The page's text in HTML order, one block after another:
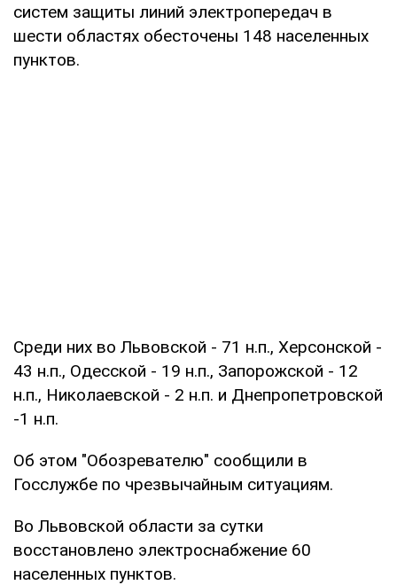
систем защиты линий электропередач в
шести областях обесточены 148 населенных
пунктов.
Среди них во Львовской - 71 н.п., Херсонской -
43 н.п., Одесской - 19 н.п., Запорожской - 12
н.п., Николаевской - 2 н.п. и Днепропетровской
-1 н.п.
Об этом "Обозревателю" сообщили в
Госслужбе по чрезвычайным ситуациям.
Во Львовской области за сутки
восстановлено электроснабжение 60
населенных пунктов.